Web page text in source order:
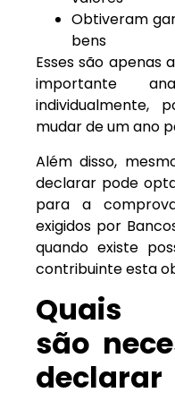
Obtiveram
bens
Esses são apenas
importante
individualmente,
mudar de um ano
Além disso,
declarar pode
para a
exigidos por
quando existe
contribuinte esta
Quais
são
declarar